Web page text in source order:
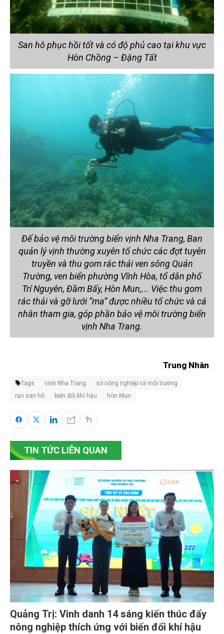
San hô phục hồi tốt và có độ phủ cao tại khu vực
Hòn Chồng – Đặng Tất
Để bảo vệ môi trường biển vịnh Nha Trang, Ban
quản lý vịnh thường xuyên tổ chức các đợt tuyên
truyền và thu gom rác thải ven sông Quán
Trường, ven biển phường Vĩnh Hòa, tổ dân phố
Trí Nguyên, Đầm Bấy, Hòn Mun,... Việc thu gom
rác thải và gỡ lưới “ma” được nhiều tổ chức và cá
nhân tham gia, góp phần bảo vệ môi trường biển
vịnh Nha Trang.
Trung Nhân
Tags vịnh Nha Trang
sở nông nghiệp và môi trường
rạn san hô
biến đổi khí hậu hòn Mun
TIN TỨC LIÊN QUAN
Quảng Trị: Vinh danh 14 sáng kiến thúc đẩy
nông nghiệp thích ứng với biến đổi khí hậu